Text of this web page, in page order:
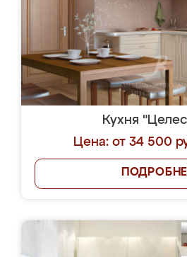
Кухня
Цена: от 34 500